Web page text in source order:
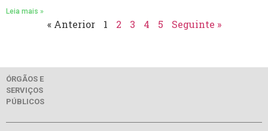
Leia mais »
« Anterior 1 2 3 4 5 Seguinte »
ÓRGÃOS E
SERVIÇOS
PÚBLICOS